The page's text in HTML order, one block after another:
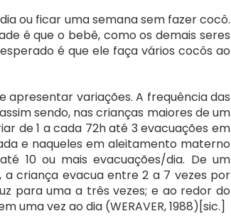
ou ficar uma semana sem fazer cocô.
é que o bebê, como os demais seres
é que ele faça vários cocôs ao
variações. A frequência das
sendo, nas crianças maiores de um
de 1 a cada 72h até 3 evacuações em
e naqueles em aleitamento materno
10 ou mais evacuações/dia. De um
a criança evacua entre 2 a 7 vezes por
para uma a três vezes; e ao redor do
uma vez ao dia (WERAVER, 1988)[sic.]